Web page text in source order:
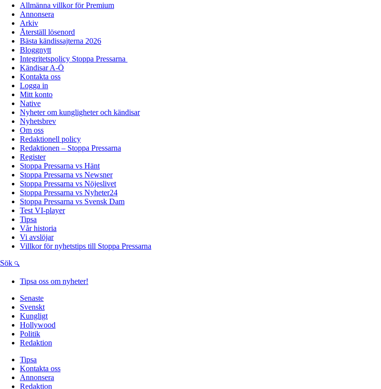
Allmänna villkor för Premium
Annonsera
Arkiv
Återställ lösenord
Bästa kändissajterna 2026
Bloggnytt
Integritetspolicy Stoppa Pressarna
Kändisar A-Ö
Kontakta oss
Logga in
Mitt konto
Native
Nyheter om kungligheter och kändisar
Nyhetsbrev
Om oss
Redaktionell policy
Redaktionen – Stoppa Pressarna
Register
Stoppa Pressarna vs Hänt
Stoppa Pressarna vs Newsner
Stoppa Pressarna vs Nöjeslivet
Stoppa Pressarna vs Nyheter24
Stoppa Pressarna vs Svensk Dam
Test VI-player
Tipsa
Vår historia
Vi avslöjar
Villkor för nyhetstips till Stoppa Pressarna
Sök
Tipsa oss om nyheter!
Senaste
Svenskt
Kungligt
Hollywood
Politik
Redaktion
Tipsa
Kontakta oss
Annonsera
Redaktion